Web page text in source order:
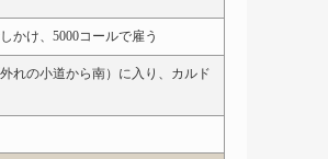
かけ、5000コールで雇う
れの小道から南）に入り、カルド